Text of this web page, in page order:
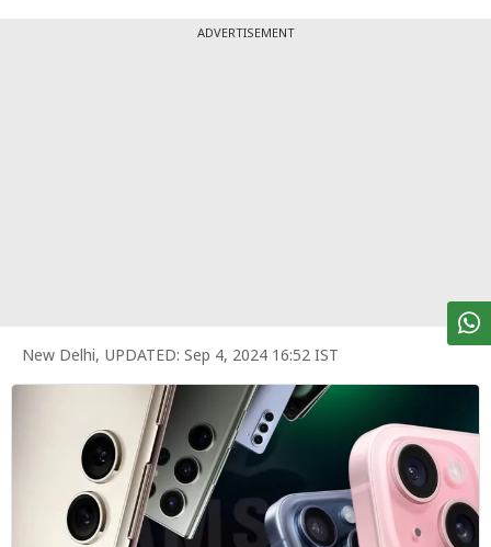
शेयर
बाज़ार
ट्रेंडिंग
बिजनेस
न्यूज
ADVERTISEMENT
New Delhi, UPDATED: Sep 4, 2024 16:52 IST